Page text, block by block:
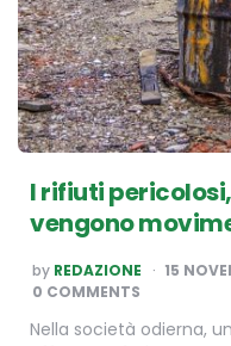
I rifiuti
vengono
POSTED
BY
by REDAZIONE 15
0 COMMENTS
Nella società odierna,